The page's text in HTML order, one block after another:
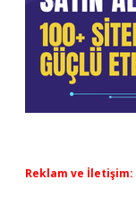
Reklam ve İletişim: